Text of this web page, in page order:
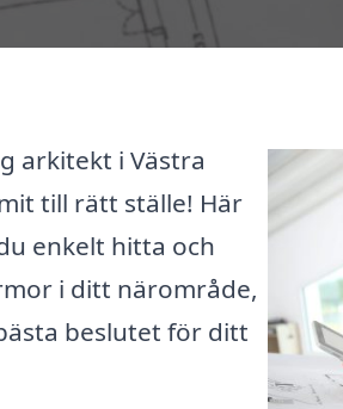
arkitekt i Västra
till rätt ställe! Här
enkelt hitta och
i ditt närområde,
beslutet för ditt